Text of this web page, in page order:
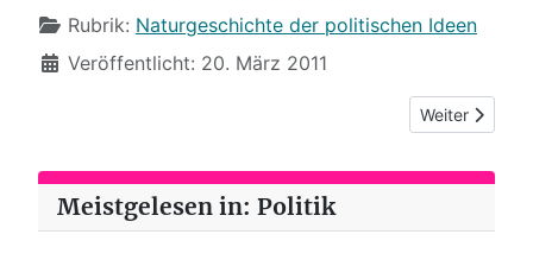
Rubrik: Naturgeschichte der politischen Ideen
Veröffentlicht: 20. März 2011
Nächster
Weiter
Meistgelesen in: Politik